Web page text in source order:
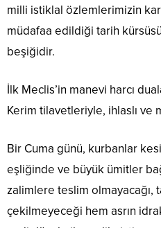
milli istiklal özlemlerimizin
müdafaa edildiği tarih
beşiğidir.
İlk Meclis’in manevi harcı
Kerim tilavetleriyle, ihlaslı ve
Bir Cuma günü, kurbanlar
eşliğinde ve büyük ümitler
zalimlere teslim olmayacağı,
çekilmeyeceği hem asrın